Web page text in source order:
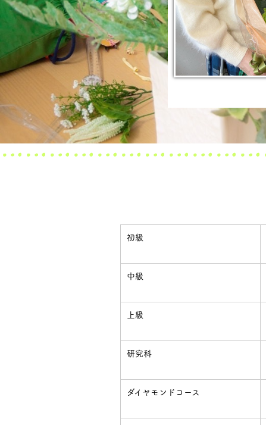
初級
中級
上級
研究科
ダイヤモンドコース